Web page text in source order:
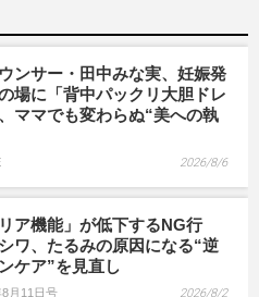
ンサー・田中みな実、妊娠発
場に「背中パックリ大胆ドレ
ママでも変わらぬ“美への執
2026/8/6
ア機能」が低下するNG行
ワ、たるみの原因になる“逆
ケア”を見直し
月11日号 2026/8/2